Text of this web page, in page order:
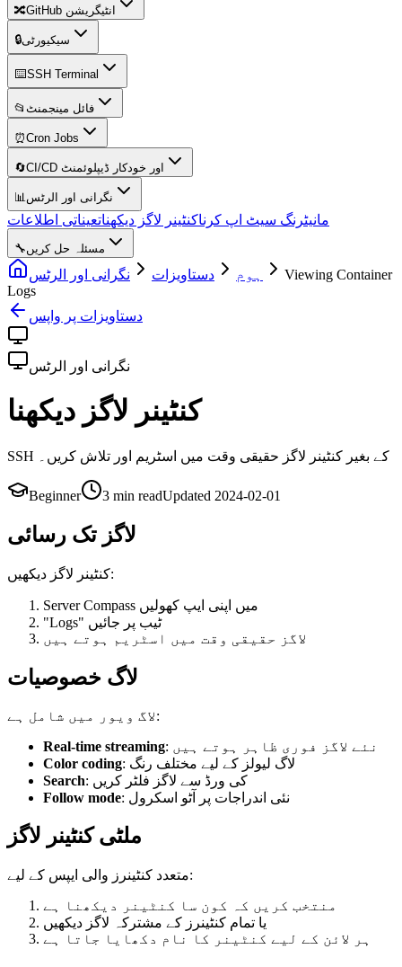
🔀 GitHub انٹیگریشن
🔒سیکیورٹی
⌨️SSH Terminal
📂 فائل مینجمنٹ
⏰Cron Jobs
🔄 CI/CD اور خودکار ڈیپلوئمنٹ
📊نگرانی اور الرٹس
مانیٹرنگ سیٹ اپ کرناکنٹینر لاگز دیکھناتعیناتی اطلاعات
🔧مسئلہ حل کریں
ہوم دستاویزات نگرانی اور الرٹس
Viewing Container
Logs
دستاویزات پر واپس
نگرانی اور الرٹس
کنٹینر لاگز دیکھنا
SSH کے بغیر کنٹینر لاگز حقیقی وقت میں اسٹریم اور تلاش کریں۔
Beginner 3 min readUpdated 2024-02-01
لاگز تک رسائی
کنٹینر لاگز دیکھیں:
Server Compass میں اپنی ایپ کھولیں
"Logs" ٹیب پر جائیں
لاگز حقیقی وقت میں اسٹریم ہوتے ہیں
لاگ خصوصیات
لاگ ویور میں شامل ہے:
Real-time streaming : نئے لاگز فوری ظاہر ہوتے ہیں
Color coding : لاگ لیولز کے لیے مختلف رنگ
Search : کی ورڈ سے لاگز فلٹر کریں
Follow mode : نئی اندراجات پر آٹو اسکرول
ملٹی کنٹینر لاگز
متعدد کنٹینرز والی ایپس کے لیے:
منتخب کریں کہ کون سا کنٹینر دیکھنا ہے
یا تمام کنٹینرز کے مشترکہ لاگز دیکھیں
ہر لائن کے لیے کنٹینر کا نام دکھایا جاتا ہے